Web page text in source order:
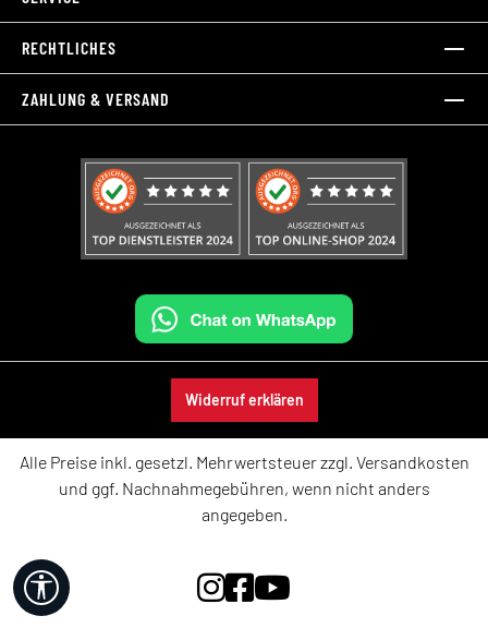
RECHTLICHES
ZAHLUNG & VERSAND
Widerruf erklären
Alle Preise inkl. gesetzl. Mehrwertsteuer zzgl. Versandkosten
und ggf. Nachnahmegebühren, wenn nicht anders
angegeben.
Werkzeugleiste anzeigen